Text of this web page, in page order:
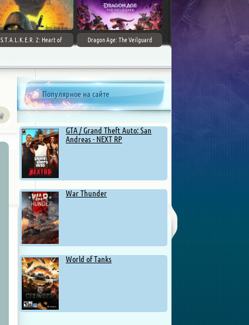
S.T.A.L.K.E.R. 2: Heart of
Dragon Age: The Veilguard
Популярное на сайте
GTA / Grand Theft Auto: San
Andreas - NEXT RP
War Thunder
World of Tanks